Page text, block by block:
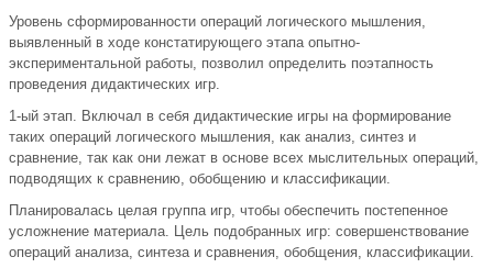
Уровень сформированности операций логического мышления,
выявленный в ходе констатирующего этапа опытно-
экспериментальной работы, позволил определить поэтапность
проведения дидактических игр.
1-ый этап. Включал в себя дидактические игры на формирование
таких операций логического мышления, как анализ, синтез и
сравнение, так как они лежат в основе всех мыслительных операций,
подводящих к сравнению, обобщению и классификации.
Планировалась целая группа игр, чтобы обеспечить постепенное
усложнение материала. Цель подобранных игр: совершенствование
операций анализа, синтеза и сравнения, обобщения, классификации.